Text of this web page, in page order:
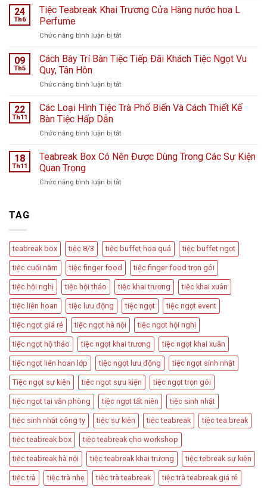
ngọt
viện
Hà
ngày
bão
Cầu
24
Th6
Tiệc Teabreak Khai Trương Cửa Hàng nước hoa L
Perfume
Chức năng bình luận bị tắtở
Teabreak
Khai
Cửa
nước
Perfume
09
Th5
Cách Bày Trí Bàn Tiệc Tiếp Đãi Khách Tiệc Ngọt Vu
Quy, Tân Hôn
Chức năng bình luận bị tắtở
Bày
Tiệc
Đãi
Ngọt
22
Th11
Các Loại Hình Tiệc Trà Phổ Biến Và Cách Thiết Kế
Bàn Tiệc Hấp Dẫn
Chức năng bình luận bị tắtở
Loại
Trà
Kế
Bàn
Tiệc
Hấp
Dẫn
18
Th11
Teabreak Box Có Nên Được Dùng Trong Các Sự Kiện
Quan Trọng
Chức năng bình luận bị tắtở
Dùng
Trong
Các
Sự
Kiện
Quan
Trọng
TAG
teabreak box tiệc 8/3 tiệc buffet hoa quả tiệc buffet ngọt
tiệc cuối năm tiệc finger food tiệc finger food trọn gói
tiệc hội nghị tiệc hội thảo tiệc khai trương tiệc khai xuân
tiệc liên hoan tiệc lưu động tiệc ngọt tiệc ngọt event
tiệc ngọt giá rẻ tiệc ngọt hà nội tiệc ngọt hội nghị
tiệc ngọt hộ thảo tiệc ngọt khai trương tiệc ngọt khai xuân
tiệc ngọt liên hoan lớp tiệc ngọt lưu động tiệc ngọt sinh nhật
Tiệc ngọt sự kiện tiệc ngọt sựu kiện tiệc ngọt trọn gói
tiệc ngọt tại văn phòng tiệc ngọt tất niên tiệc sinh nhật
tiệc sinh nhật công ty tiệc sự kiện tiệc teabreak tiệc tea break
tiệc teabreak box tiệc teabreak cho workshop
tiệc teabreak hà nội tiệc teabreak khai trương tiệc tebreak sự kiện
tiệc trà tiệc trà nhẹ tiệc trà teabreak tiệc trà teabreak giá rẻ